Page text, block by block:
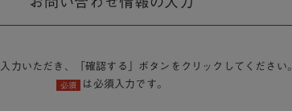
力いただき、「確認する」ボタンをクリックしてください
必須 は必須入力です。